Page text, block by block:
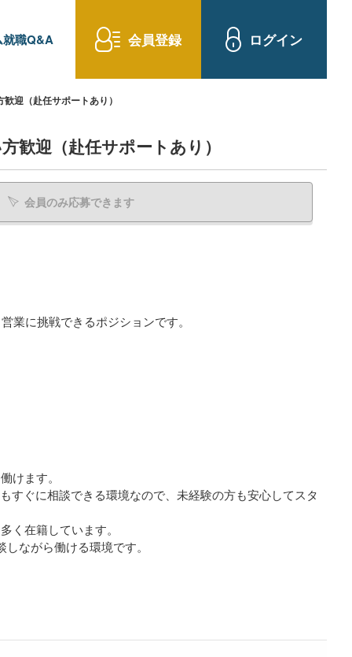
就職Q&A 会員登録 ログイン
迎（赴任サポートあり）
歓迎（赴任サポートあり）
会員のみ応募できます
業に挑戦できるポジションです。
けます。
ぐに相談できる環境なので、未経験の方も安心してスタ
在籍しています。
ながら働ける環境です。